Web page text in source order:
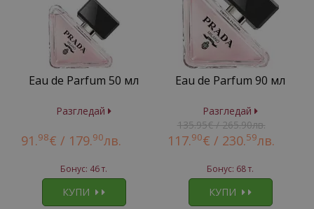
Eau de Parfum 50 мл
Разгледай
91.98€ / 179.90лв.
Бонус: 46 т.
КУПИ
Eau de Parfum 90 мл
Разгледай
135.95€ / 265.90лв.
117.90€ / 230.59лв.
Бонус: 68 т.
КУПИ